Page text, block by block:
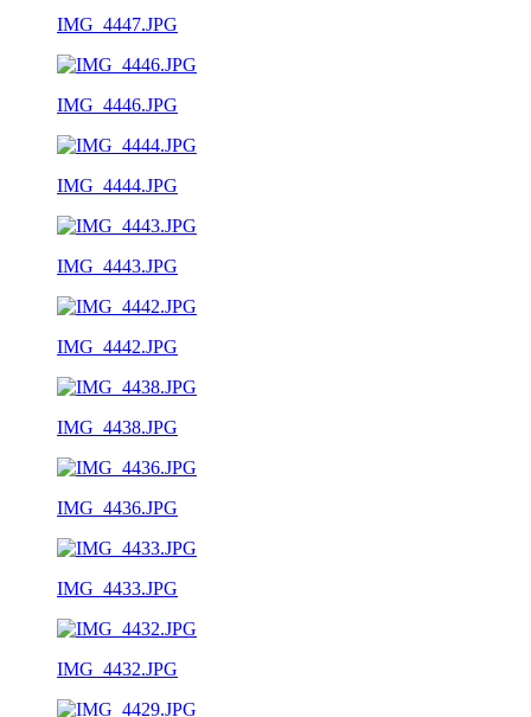
IMG_4447.JPG
IMG_4446.JPG
IMG_4444.JPG
IMG_4443.JPG
IMG_4442.JPG
IMG_4438.JPG
IMG_4436.JPG
IMG_4433.JPG
IMG_4432.JPG